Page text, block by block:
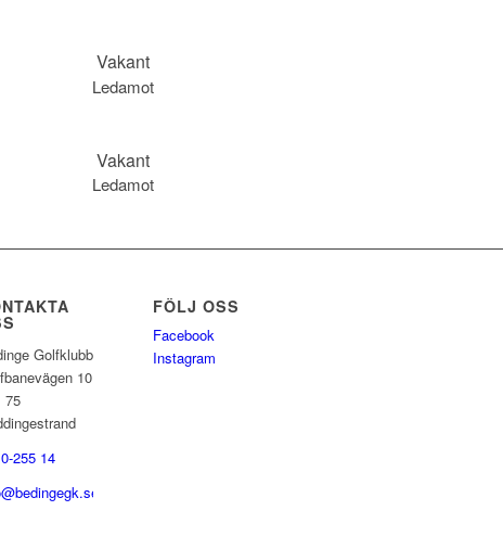
Vakant
Ledamot
Vakant
Ledamot
Golfklubb
10
75
255 14
FÖLJ OSS
Facebook
Instagram